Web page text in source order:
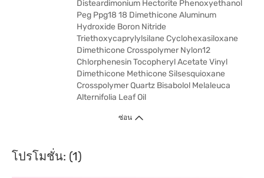
Disteardimonium Hectorite Phenoxyethanol
Peg Ppg18 18 Dimethicone Aluminum
Hydroxide Boron Nitride
Triethoxycaprylylsilane Cyclohexasiloxane
Dimethicone Crosspolymer Nylon12
Chlorphenesin Tocopheryl Acetate Vinyl
Dimethicone Methicone Silsesquioxane
Crosspolymer Quartz Bisabolol Melaleuca
Alternifolia Leaf Oil
ซ่อน
โปรโมชั่น: (1)